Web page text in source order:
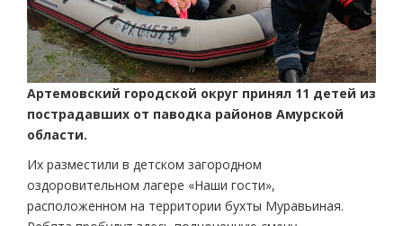
Артемовский городской округ принял 11 детей из
пострадавших от паводка районов Амурской
области.
Их разместили в детском загородном
оздоровительном лагере «Наши гости»,
расположенном на территории бухты Муравьиная.